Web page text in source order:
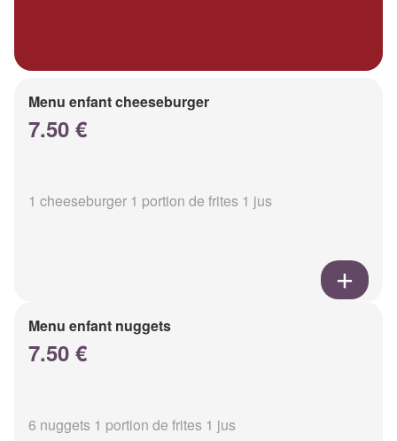
Menu enfant cheeseburger
7.50 €
1 cheeseburger 1 portion de frites 1 jus
Menu enfant nuggets
7.50 €
6 nuggets 1 portion de frites 1 jus